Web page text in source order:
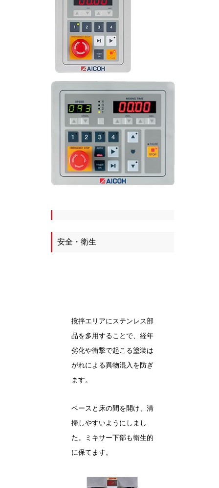
安全・衛生
撹拌エリアにステンレス部
品を多用することで、経年
劣化や衝撃で起こる塗装は
がれによる異物混入を防ぎ
ます。
ベースと床の間を開け、清
掃しやすいようにしまし
た。ミキサー下部も衛生的
に保てます。